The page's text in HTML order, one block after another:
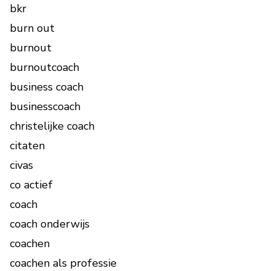
bkr
burn out
burnout
burnoutcoach
business coach
businesscoach
christelijke coach
citaten
civas
co actief
coach
coach onderwijs
coachen
coachen als professie